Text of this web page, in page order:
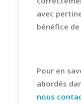
avec
bénéfice
Pour en
abordés
nous